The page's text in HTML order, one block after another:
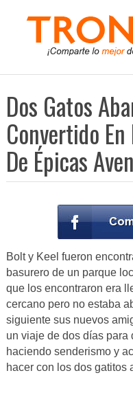
Dos Gatos
Convertido
De Épicas
Bolt y Keel fueron
basurero de un parque
que los encontraron era
cercano pero no estaba
siguiente sus nuevos
un viaje de dos días para
haciendo senderismo y
hacer con los dos gatitos